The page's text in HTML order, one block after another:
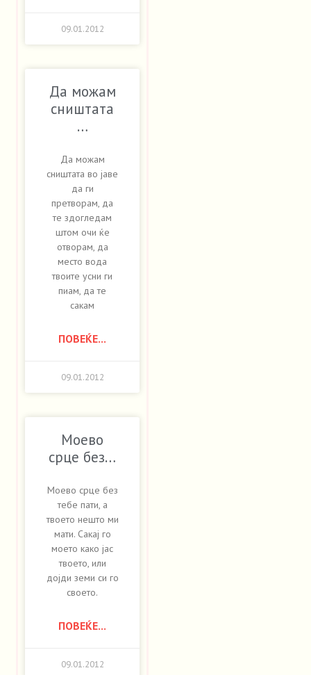
09.01.2012
Да можам
сништата
…
Да можам
сништата во јаве
да ги
претворам, да
те здогледам
штом очи ќе
отворам, да
место вода
твоите усни ги
пиам, да те
сакам
ПОВЕЌЕ...
09.01.2012
Моево
срце без…
Моево срце без
тебе пати, а
твоето нешто ми
мати. Сакај го
моето како јас
твоето, или
дојди земи си го
своето.
ПОВЕЌЕ...
09.01.2012